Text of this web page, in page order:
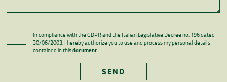
In compliance with the GDPR and the Italian Legislative Decree no. 196 dated
30/06/2003, I hereby authorize you to use and process my personal details
contained in thisdocument.